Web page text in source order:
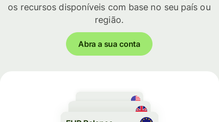
os recursos disponíveis com base no seu país ou
região.
Abra a sua conta